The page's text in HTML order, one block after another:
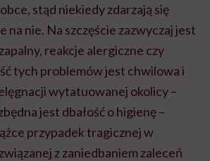
stąd niekiedy zdarzają się
na nie. Na szczęście zazwyczaj jest
reakcje alergiczne czy
tych problemów jest chwilowa i
wytatuowanej okolicy –
jest dbałość o higienę –
przypadek tragicznej w
z zaniedbaniem zaleceń